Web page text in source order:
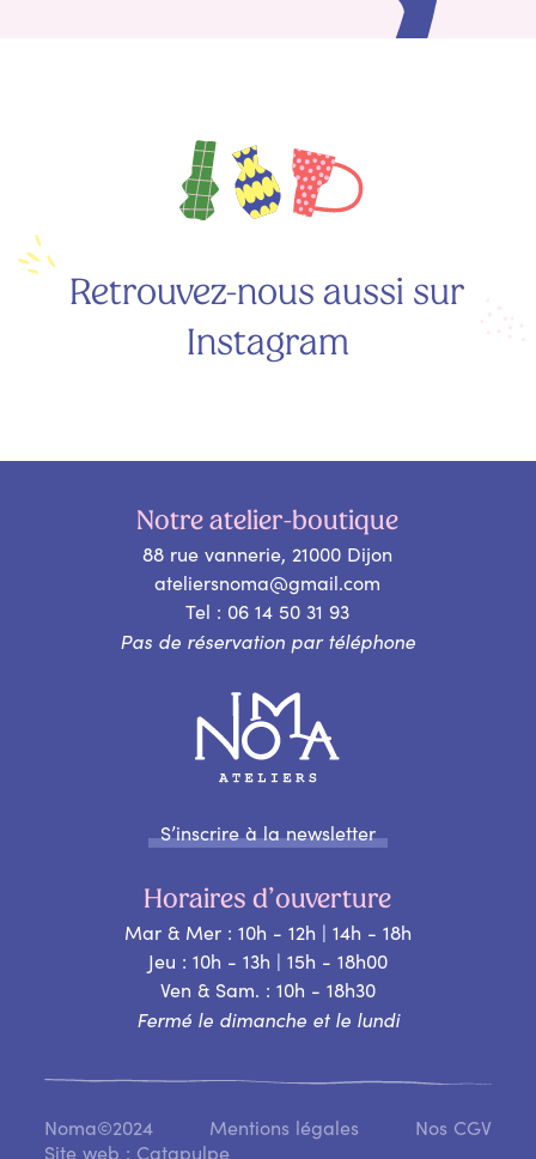
Retrouvez-nous aussi sur
Instagram
Notre atelier-boutique
88 rue vannerie, 21000 Dijon
ateliersnoma@gmail.com
Tel : 06 14 50 31 93
Pas de réservation par téléphone
S’inscrire à la newsletter
Horaires d’ouverture
Mar & Mer : 10h - 12h | 14h - 18h
Jeu : 10h - 13h | 15h - 18h00
Ven & Sam. : 10h - 18h30
Fermé le dimanche et le lundi
Noma©2024 Mentions légales
Nos CGV
Site web : Catapulpe